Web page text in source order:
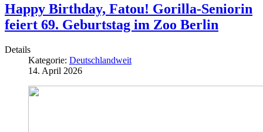
Happy Birthday, Fatou! Gorilla-Seniorin
feiert 69. Geburtstag im Zoo Berlin
Details
Kategorie: Deutschlandweit
14. April 2026